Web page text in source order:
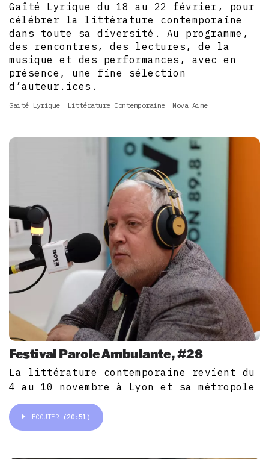
Gaîté Lyrique du 18 au 22 février, pour
célébrer la littérature contemporaine
dans toute sa diversité. Au programme,
des rencontres, des lectures, de la
musique et des performances, avec en
présence, une fine sélection
d’auteur.ices.
Gaité Lyrique Littérature Contemporaine Nova Aime
Festival Parole Ambulante, #28
La littérature contemporaine revient du
4 au 10 novembre à Lyon et sa métropole
ÉCOUTER (20:51)